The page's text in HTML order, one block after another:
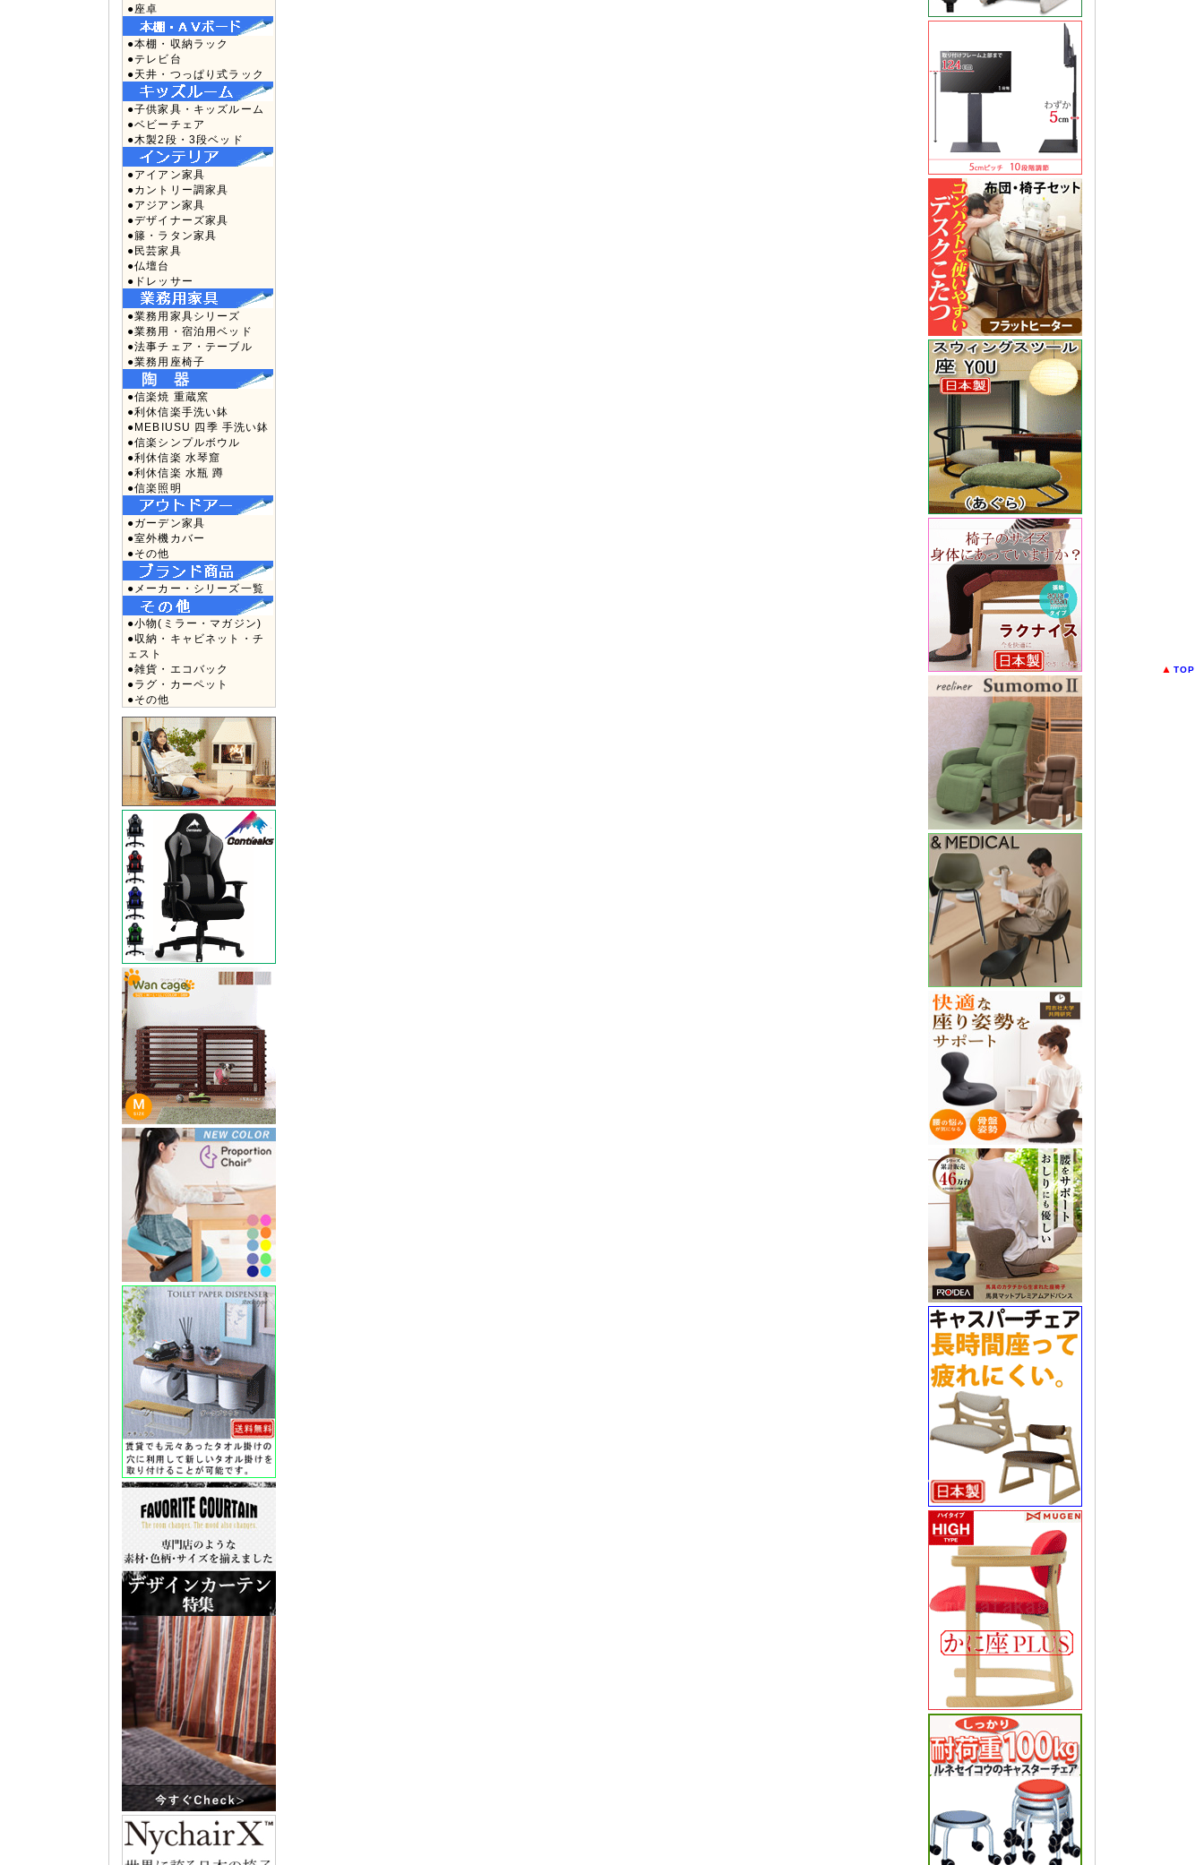
●座卓
●本棚・収納ラック
●テレビ台
●天井・つっぱり式ラック
●子供家具・キッズルーム
●ベビーチェア
●木製2段・3段ベッド
●アイアン家具
●カントリー調家具
●アジアン家具
●デザイナーズ家具
●籐・ラタン家具
●民芸家具
●仏壇台
●ドレッサー
●業務用家具シリーズ
●業務用・宿泊用ベッド
●法事チェア・テーブル
●業務用座椅子
●信楽焼 重蔵窯
●利休信楽手洗い鉢
●MEBIUSU 四季 手洗い鉢
●信楽シンプルボウル
●利休信楽 水琴窟
●利休信楽 水瓶 蹲
●信楽照明
●ガーデン家具
●室外機カバー
●その他
●メーカー・シリーズ一覧
●小物(ミラー・マガジン)
●収納・キャビネット・チ
ェスト
●雑貨・エコバック
●ラグ・カーペット
●その他
▲ TOP